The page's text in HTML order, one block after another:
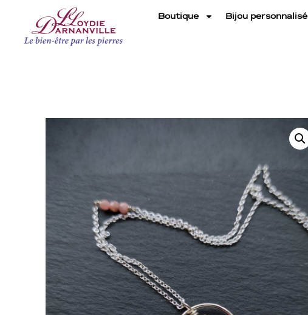
Boutique Bijou personnalisé